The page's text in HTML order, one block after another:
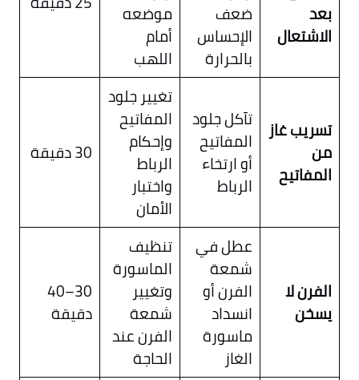
بعد
الاشتعال
ضعف
الإحساس
بالحرارة
موضعه
أمام
اللهب
تسريب غاز
من
المفاتيح
تآكل جلود
المفاتيح
أو ارتخاء
الرباط
تغيير جلود
المفاتيح
وإحكام
الرباط
واختبار
الأمان
30 دقيقة
الفرن لا
يسخن
عطل في
شمعة
الفرن أو
انسداد
ماسورة
الغاز
تنظيف
الماسورة
وتغيير
شمعة
الفرن عند
الحاجة
30–40
دقيقة